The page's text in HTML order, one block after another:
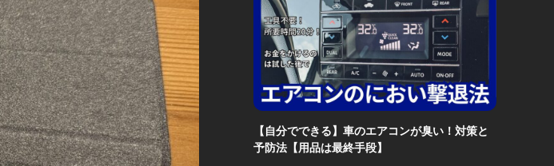
【自分でできる】車のエアコンが臭い！対策と
予防法【用品は最終手段】